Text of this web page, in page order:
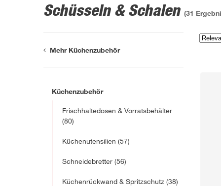
Schüsseln & Schalen (31
Mehr Küchenzubehör
Küchenzubehör
Frischhaltedosen & Vorratsbehälter
(80)
Küchenutensilien (57)
Schneidebretter (56)
Küchenrückwand & Spritzschutz (38)